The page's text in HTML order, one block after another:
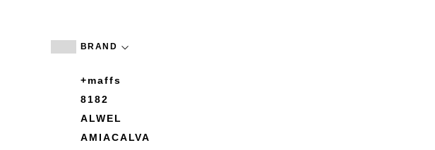
BRAND
+maffs
8182
ALWEL
AMIACALVA